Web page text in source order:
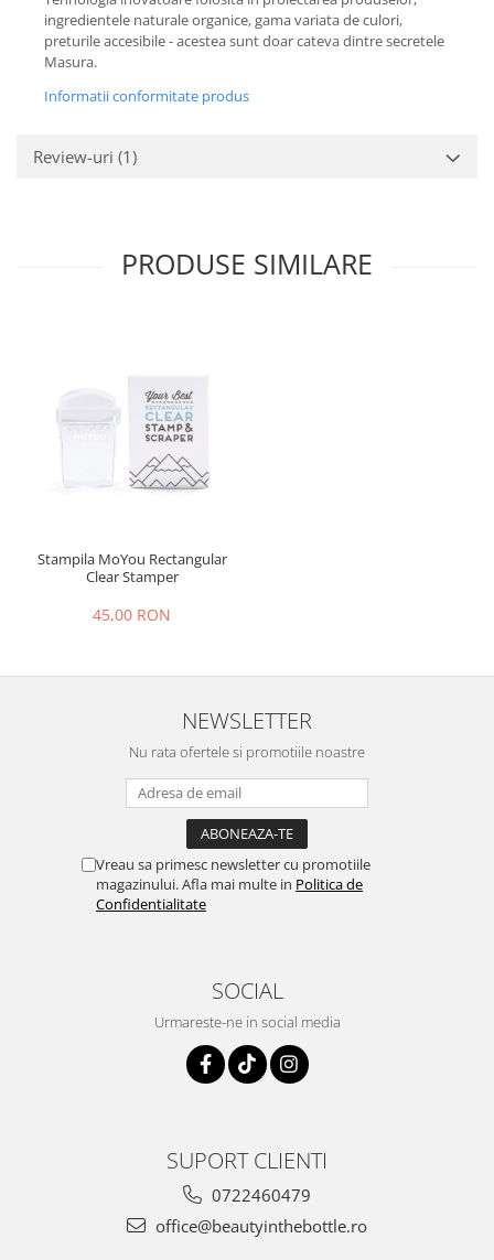
ingredientele naturale organice, gama variata de culori,
preturile accesibile - acestea sunt doar cateva dintre secretele
Masura.
Informatii conformitate produs
Review-uri (1)
PRODUSE SIMILARE
Stampila MoYou Rectangular
Clear Stamper
45,00 RON
NEWSLETTER
Nu rata ofertele si promotiile noastre
Vreau sa primesc newsletter cu promotiile
magazinului. Afla mai multe in Politica de
Confidentialitate
SOCIAL
Urmareste-ne in social media
SUPORT CLIENTI
0722460479
office@beautyinthebottle.ro